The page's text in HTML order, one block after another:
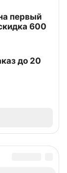
первый
600
до 20